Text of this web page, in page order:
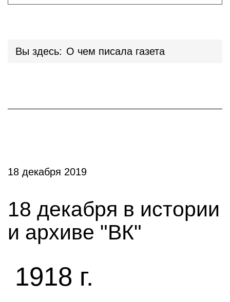
Вы здесь: О чем писала газета
18 декабря 2019
18 декабря в истории
и архиве "ВК"
1918 г.